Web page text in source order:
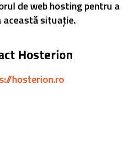
de web hosting pentru a
această situație.
Hosterion
hosterion.ro